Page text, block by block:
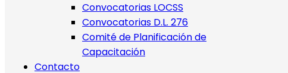
Convocatorias LOCSS
Convocatorias D.L. 276
Comité de Planificación de
Capacitación
Contacto